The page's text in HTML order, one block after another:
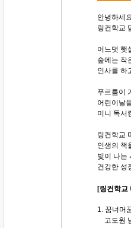
안녕하세요.
링컨학교
어느덧 햇
숲에는 작
인사를 하
푸르름이
어린이날
미니 독서
링컨학교
인생의 책
빛이 나는
건강한 성
[링컨학교
1. 꿈너머
고도원